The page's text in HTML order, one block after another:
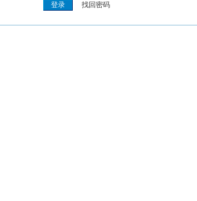
找回密码